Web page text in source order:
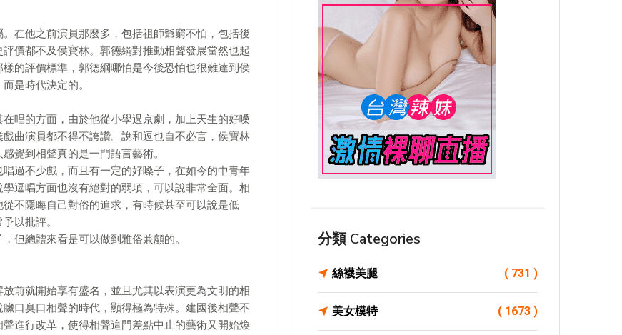
在他之前演員那麼多，包括祖師爺窮不怕，包括後
價都不及侯寶林。郭德綱對推動相聲發展當然也起
的評價標準，郭德綱哪怕是今後恐怕也很難達到侯
是時代決定的。
唱的方面，由於他從小學過京劇，加上天生的好嗓
曲演員都不得不誇讚。說和逗也自不必言，侯寶林
覺到相聲真的是一門語言藝術。
過不少戲，而且有一定的好嗓子，在如今的中青年
逗唱方面也沒有絕對的弱項，可以說非常全面。相
不隱晦自己對俗的追求，有時候甚至可以說是低
以批評。
但總體來看是可以做到雅俗兼顧的。
前就開始享有盛名，並且尤其以表演更為文明的相
口臭口相聲的時代，顯得極為特殊。建國後相聲不
進行改革，使得相聲這門差點中止的藝術又開始煥
分類 Categories
絲襪美腿 ( 731 )
美女模特 ( 1673 )